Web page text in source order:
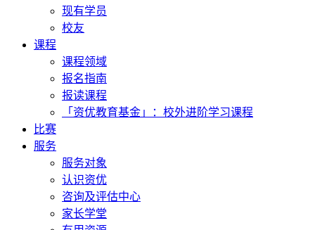
现有学员
校友
课程
课程领域
报名指南
报读课程
「资优教育基金」：校外进阶学习课程
比赛
服务
服务对象
认识资优
咨询及评估中心
家长学堂